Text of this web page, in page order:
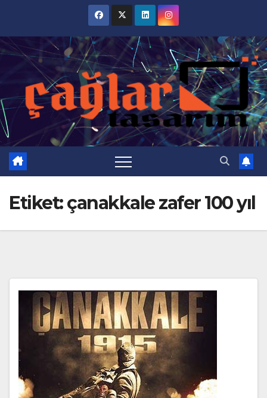
content
Etiket:çanakkale zafer 100 yıl